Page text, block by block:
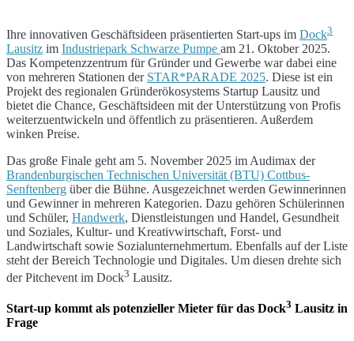
Ihre innovativen Geschäftsideen präsentierten Start-ups im Dock3
Lausitz im Industriepark Schwarze Pumpe am 21. Oktober 2025.
Das Kompetenzzentrum für Gründer und Gewerbe war dabei eine
von mehreren Stationen der STAR*PARADE 2025. Diese ist ein
Projekt des regionalen Gründerökosystems Startup Lausitz und
bietet die Chance, Geschäftsideen mit der Unterstützung von Profis
weiterzuentwickeln und öffentlich zu präsentieren. Außerdem
winken Preise.
Das große Finale geht am 5. November 2025 im Audimax der
Brandenburgischen Technischen Universität (BTU) Cottbus-
Senftenberg über die Bühne. Ausgezeichnet werden Gewinnerinnen
und Gewinner in mehreren Kategorien. Dazu gehören Schülerinnen
und Schüler, Handwerk, Dienstleistungen und Handel, Gesundheit
und Soziales, Kultur- und Kreativwirtschaft, Forst- und
Landwirtschaft sowie Sozialunternehmertum. Ebenfalls auf der Liste
steht der Bereich Technologie und Digitales. Um diesen drehte sich
der Pitchevent im Dock3 Lausitz.
Start-up kommt als potenzieller Mieter für das Dock3 Lausitz in
Frage